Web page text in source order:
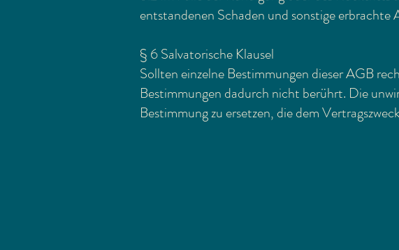
entstandenen Schaden und sonstige erbrachte
§ 6 Salvatorische Klausel
Sollten einzelne Bestimmungen dieser AGB
Bestimmungen dadurch nicht berührt. Die
Bestimmung zu ersetzen, die dem